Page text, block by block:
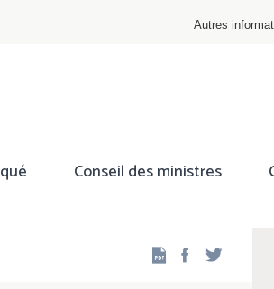
Autres
Conseil des ministres
Facebook